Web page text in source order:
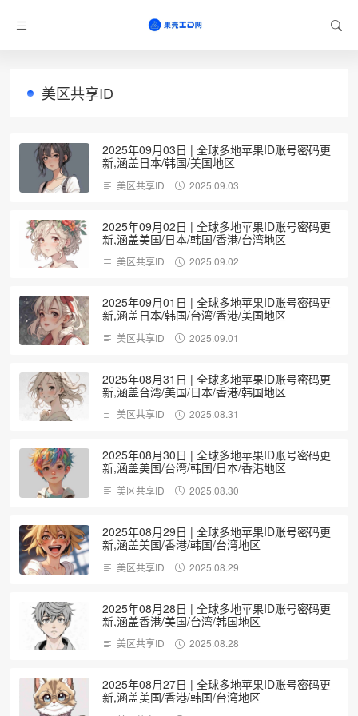
美区共享ID
2025年09月03日 | 全球多地苹果ID账号密码更
新,涵盖日本/韩国/美国地区
美区共享ID 2025.09.03
2025年09月02日 | 全球多地苹果ID账号密码更
新,涵盖美国/日本/韩国/香港/台湾地区
美区共享ID 2025.09.02
2025年09月01日 | 全球多地苹果ID账号密码更
新,涵盖日本/韩国/台湾/香港/美国地区
美区共享ID 2025.09.01
2025年08月31日 | 全球多地苹果ID账号密码更
新,涵盖台湾/美国/日本/香港/韩国地区
美区共享ID 2025.08.31
2025年08月30日 | 全球多地苹果ID账号密码更
新,涵盖美国/台湾/韩国/日本/香港地区
美区共享ID 2025.08.30
2025年08月29日 | 全球多地苹果ID账号密码更
新,涵盖美国/香港/韩国/台湾地区
美区共享ID 2025.08.29
2025年08月28日 | 全球多地苹果ID账号密码更
新,涵盖香港/美国/台湾/韩国地区
美区共享ID 2025.08.28
2025年08月27日 | 全球多地苹果ID账号密码更
新,涵盖美国/香港/韩国/台湾地区